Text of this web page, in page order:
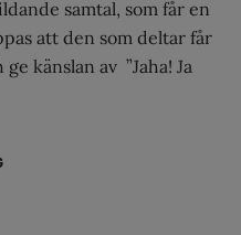
samtal, som får en
att den som deltar får
känslan av ”Jaha! Ja